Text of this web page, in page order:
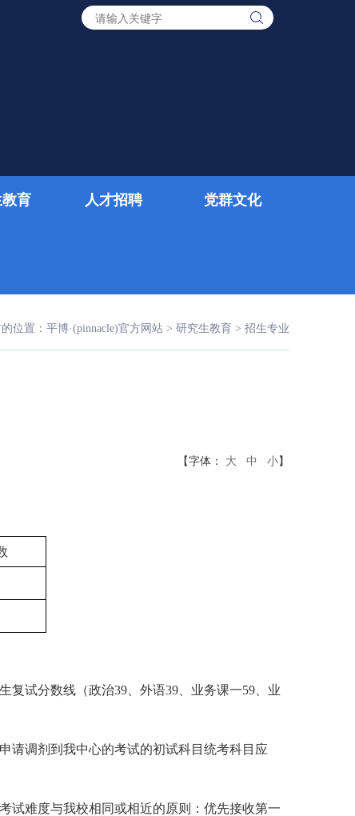
育 人才招聘 党群文化
位置： 平博·(pinnacle)官方网站 > 研究生教育 > 招生专业
【字体： 大 中 小】
复试分数线 （政治39 、外语39 、业务课一59 、业
请调剂到我中心的考试的初试科目统考科目应
试难度与我校相同或相近的原则：优先接收第一